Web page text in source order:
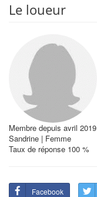
Le loueur
Membre depuis avril 2019
Sandrine | Femme
Taux de réponse 100 %
Facebook